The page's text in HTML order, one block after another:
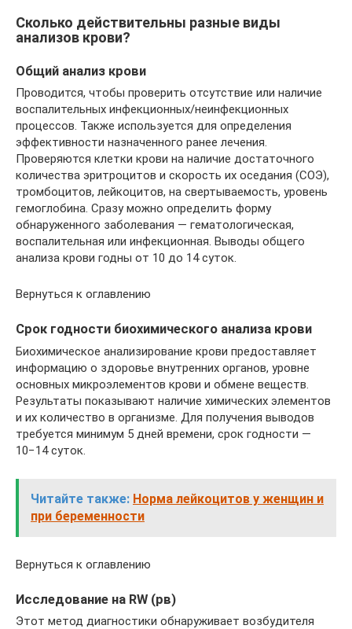
Сколько действительны разные виды
анализов крови?
Общий анализ крови
Проводится, чтобы проверить отсутствие или наличие
воспалительных инфекционных/неинфекционных
процессов. Также используется для определения
эффективности назначенного ранее лечения.
Проверяются клетки крови на наличие достаточного
количества эритроцитов и скорость их оседания (СОЭ),
тромбоцитов, лейкоцитов, на свертываемость, уровень
гемоглобина. Сразу можно определить форму
обнаруженного заболевания — гематологическая,
воспалительная или инфекционная. Выводы общего
анализа крови годны от 10 до 14 суток.
Вернуться к оглавлению
Срок годности биохимического анализа крови
Биохимическое анализирование крови предоставляет
информацию о здоровье внутренних органов, уровне
основных микроэлементов крови и обмене веществ.
Результаты показывают наличие химических элементов
и их количество в организме. Для получения выводов
требуется минимум 5 дней времени, срок годности —
10−14 суток.
Читайте также: Норма лейкоцитов у женщин и
при беременности
Вернуться к оглавлению
Исследование на RW (рв)
Этот метод диагностики обнаруживает возбудителя